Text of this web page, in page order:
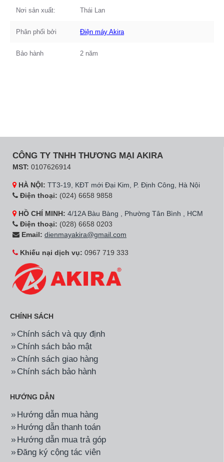
Nơi sản xuất: Thái Lan
Phân phối bởi Điện máy Akira
Bảo hành 2 năm
CÔNG TY TNHH THƯƠNG MẠI AKIRA
MST: 0107626914
HÀ NỘI: TT3-19, KĐT mới Đại Kim, P. Định Công, Hà Nội
Điện thoại: (024) 6658 9858
HỒ CHÍ MINH: 4/12A Bàu Bàng , Phường Tân Bình , HCM
Điện thoại: (028) 6658 0203
Email: dienmayakira@gmail.com
Khiếu nại dịch vụ: 0967 719 333
CHÍNH SÁCH
Chính sách và quy định
Chính sách bảo mật
Chính sách giao hàng
Chính sách bảo hành
HƯỚNG DẪN
Hướng dẫn mua hàng
Hướng dẫn thanh toán
Hướng dẫn mua trả góp
Đăng ký cộng tác viên